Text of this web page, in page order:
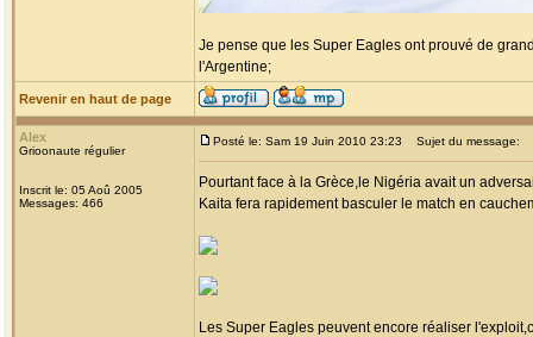
Je pense que les Super Eagles ont prouvé de
l'Argentine;
Revenir en haut de page
Alex
Grioonaute régulier
Inscrit le: 05 Aoû 2005
Messages: 466
Posté le: Sam 19 Juin 2010 23:23 Sujet du message:
Pourtant face à la Grèce,le Nigéria avait un
Kaita fera rapidement basculer le match en
Les Super Eagles peuvent encore réaliser